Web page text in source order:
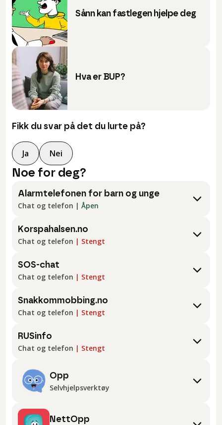
Sånn kan fastlegen hjelpe deg
Hva er BUP?
Fikk du svar på det du lurte på?
Ja Nei
Noe for deg?
Alarmtelefonen for barn og unge
Chat og telefon | Åpen
Korspahalsen.no
Chat og telefon | Stengt
SOS-chat
Chat og telefon | Stengt
Snakkommobbing.no
Chat og telefon | Stengt
RUSinfo
Chat og telefon | Stengt
Opp
Selvhjelpsverktøy
NettOpp